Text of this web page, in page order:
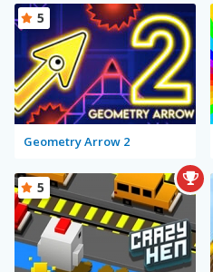
Geometry Arrow 2
5
5